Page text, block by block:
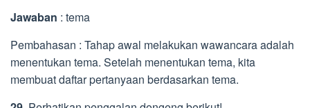
Jawaban : tema
Pembahasan : Tahap awal melakukan wawancara adalah
menentukan tema. Setelah menentukan tema, kita
membuat daftar pertanyaan berdasarkan tema.